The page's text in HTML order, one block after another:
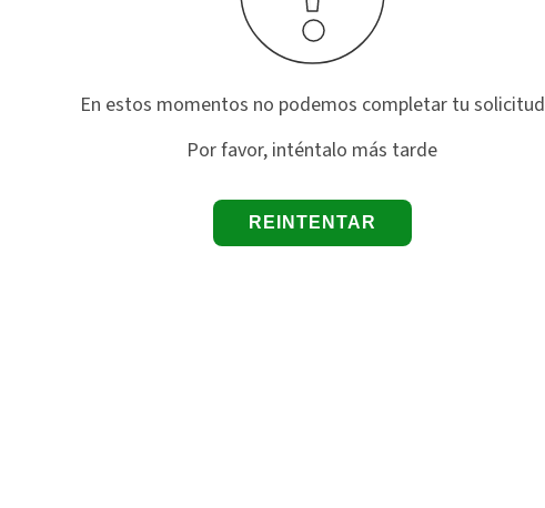
En estos momentos no podemos completar tu solicitud
Por favor, inténtalo más tarde
REINTENTAR